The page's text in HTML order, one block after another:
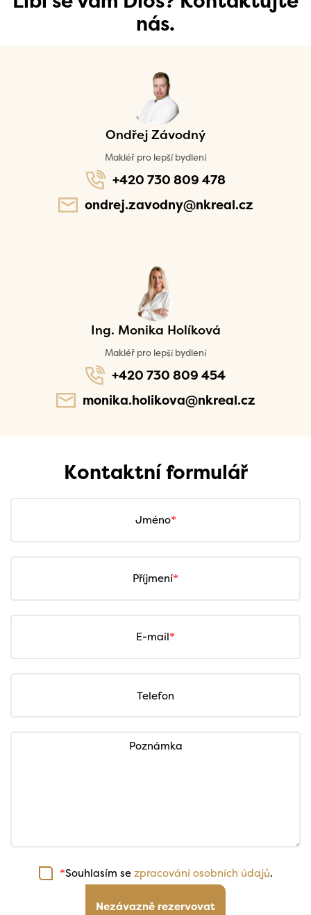
nás.
Ondřej Závodný
Makléř pro lepší bydlení
+420 730 809 478
ondrej.zavodny@nkreal.cz
Ing. Monika Holíková
Makléř pro lepší bydlení
+420 730 809 454
monika.holikova@nkreal.cz
Kontaktní formulář
Jméno
Příjmení
E-mail
Telefon
Poznámka
*Souhlasím sezpracování osobních údajů.
Nezávazně rezervovat